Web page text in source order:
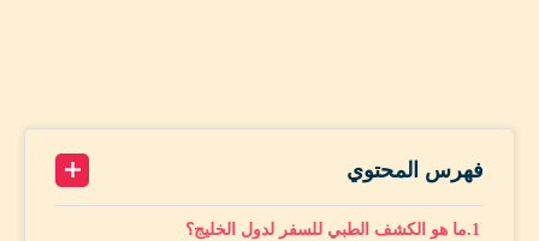
فهرس المحتوي
ما هو الكشف الطبي للسفر لدول الخليج؟